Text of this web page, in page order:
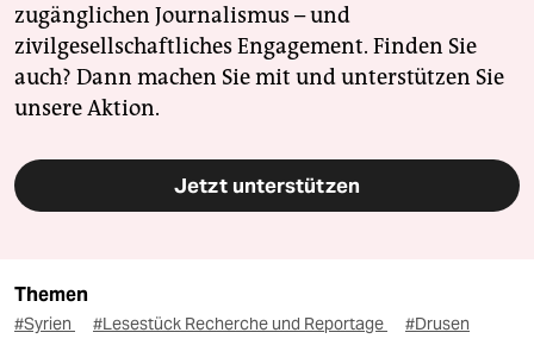
zugänglichen Journalismus – und
zivilgesellschaftliches Engagement. Finden Sie
auch? Dann machen Sie mit und unterstützen Sie
unsere Aktion.
Jetzt unterstützen
Themen
#Syrien #Lesestück Recherche und Reportage
#Drusen